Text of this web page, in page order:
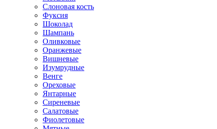
Слоновая кость
Фуксия
Шоколад
Шампань
Оливковые
Оранжевые
Вишневые
Изумрудные
Венге
Ореховые
Янтарные
Сиреневые
Салатовые
Фиолетовые